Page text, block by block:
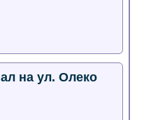
на ул. Олеко